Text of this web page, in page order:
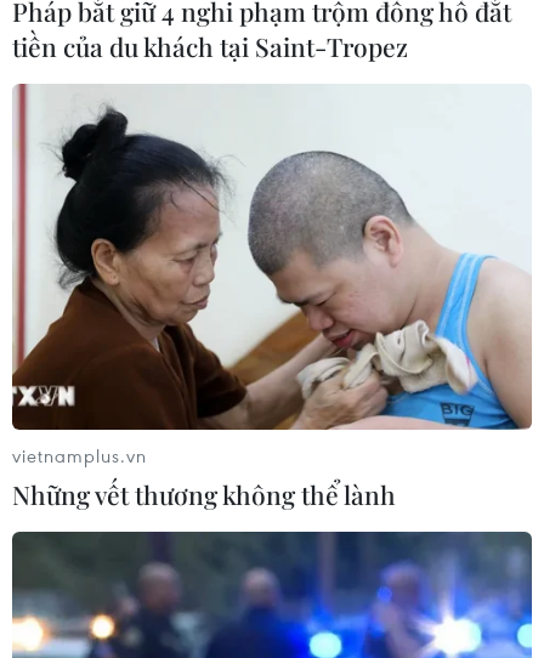
Những hy vọng ''vàng'' của thể thao Việt
Nam tại Olympic trẻ 2018
06/10/2018 07:39
"Kình ngư" Nguyễn Huy Hoàng và đô cử Ngô Sơn Đỉnh
là những niềm hy vọng lớn nhất có thể giành huy
chương của thể thao Việt Nam tại giải Olympic trẻ mùa
Pháp bắt giữ 4 nghi phạm trộm đồng hồ đắt
tiền của du khách tại Saint-Tropez
vietnamplus.vn
Những vết thương không thể lành